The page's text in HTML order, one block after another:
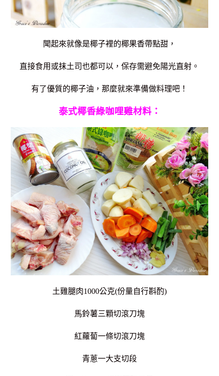
聞起來就像是椰子裡的椰果香帶點甜，
直接食用或抹土司也都可以，保存需避免陽光直射。
有了優質的椰子油，那麼就來準備做料理吧！
泰式椰香綠咖哩雞材料：
土雞腿肉1000公克(份量自行斟酌)
馬鈴薯三顆切滾刀塊
紅蘿蔔一條切滾刀塊
青蔥一大支切段